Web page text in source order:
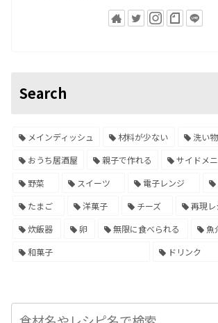
Search
メインディッシュ 材料が少ない 洗い
おうち居酒屋
親子で作れる サイドメ
野菜
スイーツ 電子レンジ
たまご
洋菓子 チーズ 再現レ
炊飯器
卵 無限に食べられる 魚
和菓子
ドリンク